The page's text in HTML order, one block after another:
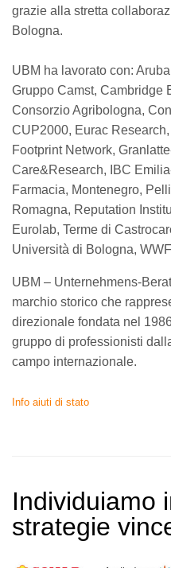
grazie alla stretta
Bologna.
UBM ha lavorato con:
Gruppo Camst, Cambridge
Consorzio Agribologna,
CUP2000, Eurac
Footprint Network,
Care&Research, IBC
Farmacia, Montenegro,
Romagna, Reputation
Eurolab, Terme di
Università di Bologna,
UBM – Unternehmens-
marchio storico che
direzionale fondata nel
gruppo di professionisti
campo internazionale.
Info aiuti di stato
Individuiamo
strategie